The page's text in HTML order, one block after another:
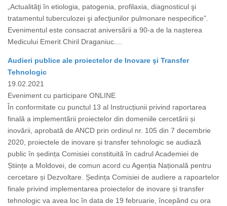
„Actualităţi în etiologia, patogenia, profilaxia, diagnosticul şi
tratamentul tuberculozei şi afecţiunilor pulmonare nespecifice”.
Evenimentul este consacrat aniversării a 90-a de la nașterea
Medicului Emerit Chiril Draganiuc....
Audieri publice ale proiectelor de Inovare şi Transfer
Tehnologic
19.02.2021
Eveniment cu participare ONLINE
În conformitate cu punctul 13 al Instrucțiunii privind raportarea
finală a implementării proiectelor din domeniile cercetării și
inovării, aprobată de ANCD prin ordinul nr. 105 din 7 decembrie
2020, proiectele de inovare și transfer tehnologic se audiază
public în ședința Comisiei constituită în cadrul Academiei de
Științe a Moldovei, de comun acord cu Agenția Națională pentru
cercetare și Dezvoltare. Ședința Comisiei de audiere a rapoartelor
finale privind implementarea proiectelor de inovare și transfer
tehnologic va avea loc în data de 19 februarie, începând cu ora